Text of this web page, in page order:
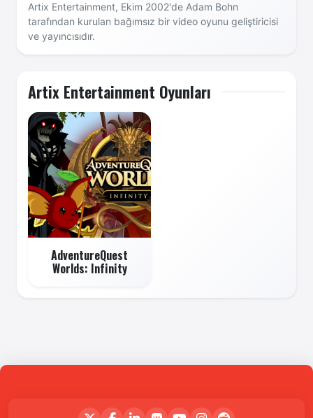
Artix Entertainment, Ekim 2002'de Adam Bohn
tarafından kurulan bağımsız bir video oyunu geliştiricisi
ve yayıncısıdır.
Artix Entertainment Oyunları
AdventureQuest
Worlds: Infinity